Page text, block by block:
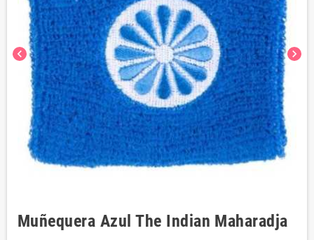
chevron_left chevron_right
Muñequera Azul The Indian Maharadja